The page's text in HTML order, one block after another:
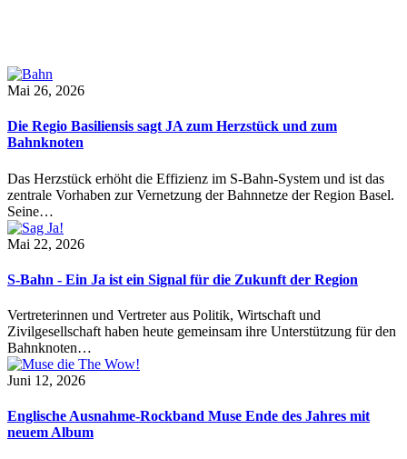
Mai 26, 2026
Die Regio Basiliensis sagt JA zum Herzstück und zum
Bahnknoten
Das Herzstück erhöht die Effizienz im S-Bahn-System und ist das
zentrale Vorhaben zur Vernetzung der Bahnnetze der Region Basel.
Seine…
Mai 22, 2026
S-Bahn - Ein Ja ist ein Signal für die Zukunft der Region
Vertreterinnen und Vertreter aus Politik, Wirtschaft und
Zivilgesellschaft haben heute gemeinsam ihre Unterstützung für den
Bahnknoten…
Juni 12, 2026
Englische Ausnahme-Rockband Muse Ende des Jahres mit
neuem Album